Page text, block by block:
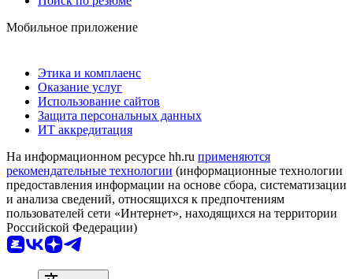
Мобильное приложение
Этика и комплаенс
Оказание услуг
Использование сайтов
Защита персональных данных
ИТ аккредитация
На информационном ресурсе hh.ru применяются
рекомендательные технологии (информационные технологии
предоставления информации на основе сбора, систематизации
и анализа сведений, относящихся к предпочтениям
пользователей сети «Интернет», находящихся на территории
Российской Федерации)